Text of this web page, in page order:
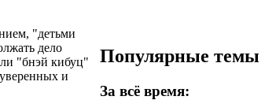
"детьми
дело
"бнэй кибуц"
и
Популярные темы
За всё время: